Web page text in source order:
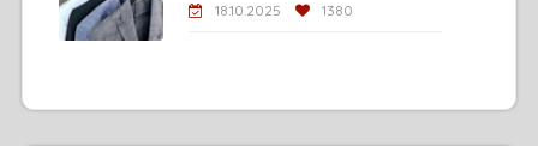
18.10.2025 1380